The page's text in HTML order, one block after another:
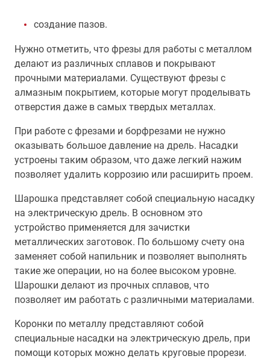
создание пазов.
Нужно отметить, что фрезы для работы с металлом
делают из различных сплавов и покрывают
прочными материалами. Существуют фрезы с
алмазным покрытием, которые могут проделывать
отверстия даже в самых твердых металлах.
При работе с фрезами и борфрезами не нужно
оказывать большое давление на дрель. Насадки
устроены таким образом, что даже легкий нажим
позволяет удалить коррозию или расширить проем.
Шарошка представляет собой специальную насадку
на электрическую дрель. В основном это
устройство применяется для зачистки
металлических заготовок. По большому счету она
заменяет собой напильник и позволяет выполнять
такие же операции, но на более высоком уровне.
Шарошки делают из прочных сплавов, что
позволяет им работать с различными материалами.
Коронки по металлу представляют собой
специальные насадки на электрическую дрель, при
помощи которых можно делать круговые прорези.